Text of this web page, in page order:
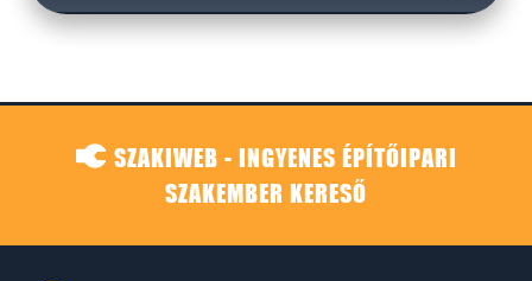
SZAKIWEB - INGYENES ÉPÍTŐIPARI
SZAKEMBER KERESŐ